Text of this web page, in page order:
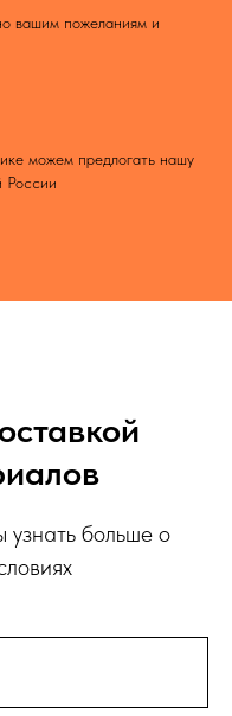
вашим пожеланиям и
можем предлогать нашу
России
узнать больше о